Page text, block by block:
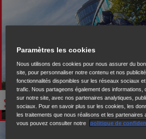
Paramètres les cookies
Nous utilisons des cookies pour nous assurer du
site, pour personnaliser notre contenu et nos
fonctionnalités disponibles sur les réseaux sociaux et
trafic. Nous partageons également des informations,
sur notre site, avec nos partenaires analytiques,
sociaux. Pour en savoir plus sur les cookies, les
les traitements que nous réalisons et les partenaires
vous pouvez consulter notre
politique de